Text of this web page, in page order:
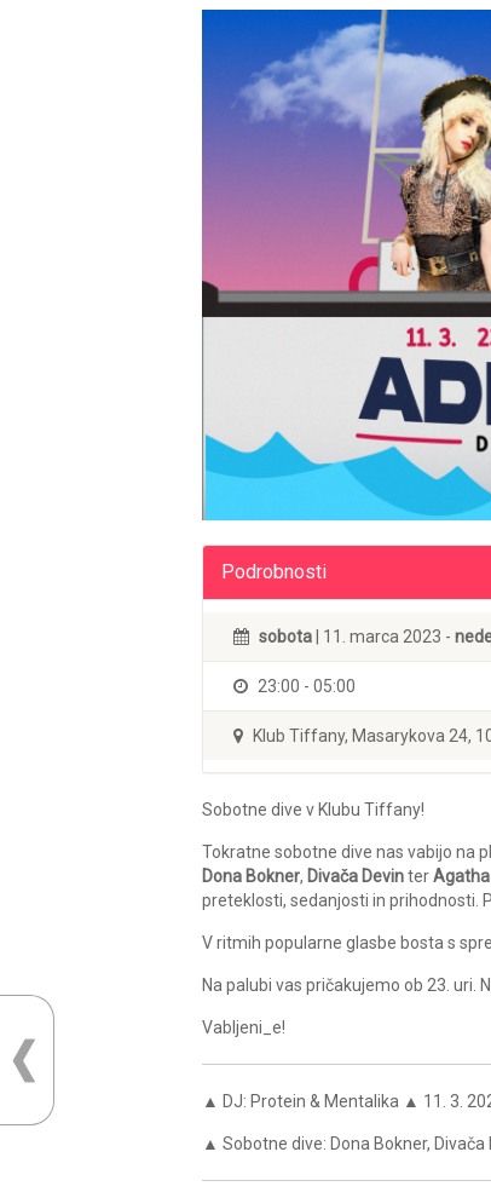
Podrobnosti
sobota | 11. marca 2023 -
23:00 - 05:00
Klub Tiffany, Masarykova 24,
Sobotne dive v Klubu Tiffany!
Tokratne sobotne dive nas vabijo na
Dona Bokner, Divača DevinterAgatha
preteklosti, sedanjosti in prihodnosti.
V ritmih popularne glasbe bosta s
Na palubi vas pričakujemo ob 23. uri.
Vabljeni_e!
▲ DJ: Protein & Mentalika ▲ 11. 3.
▲ Sobotne dive: Dona Bokner,